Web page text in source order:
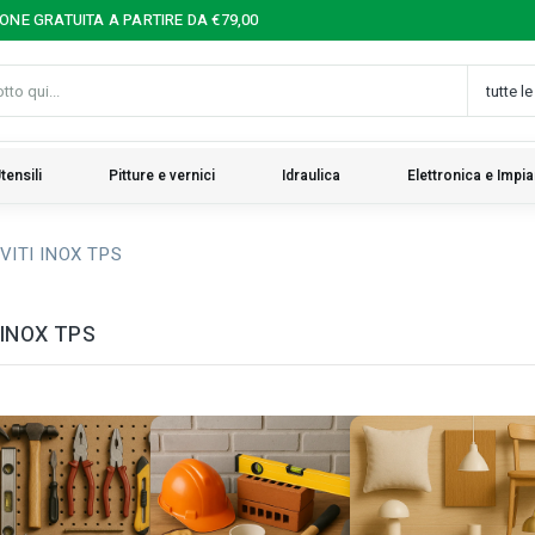
GRATUITA A PARTIRE DA €79,00
Pitture e vernici Idraulica Elettronica e
VITI INOX TPS
TPS